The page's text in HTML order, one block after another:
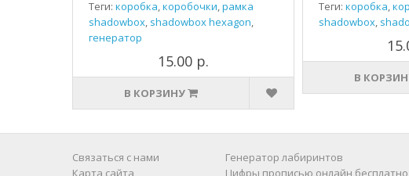
Теги: коробка,коробочки,рамка
shadowbox, shadowbox hexagon,
генератор
15.00 р.
В КОРЗИНУ
Теги: коробка,
shadowbox,
В
Связаться с нами
Карта сайта
Генератор лабиринтов
Цифры прописью онлайн бесплатно